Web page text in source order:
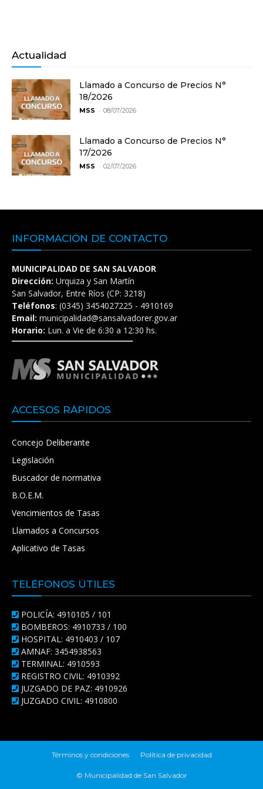
Actualidad
Llamado a Concurso de Precios N°
18/2026
MSS - 08/07/2026
Llamado a Concurso de Precios N°
17/2026
MSS - 02/07/2026
INFORMACIÓN DE CONTACTO
MUNICIPALIDAD DE SAN SALVADOR
Dirección: Urquiza y San Martín
San Salvador, Entre Ríos (CP: 3218)
Teléfonos: (0345) 3454027225 - 4910169
Email: municipalidad@sansalvadorer.gov.ar
Horario: Lun. a Vie de 6:30 a 12:30 hs.
ACCESOS RÁPIDOS
Concejo Deliberante
Legislación
Buscador de normativa
B.O.E.M.
Vencimientos de Tasas
Llamados a Concursos
Aplicativo de Tasas
TELÉFONOS ÚTILES
POLICÍA: 4910105 / 101
BOMBEROS: 4910733 / 100
HOSPITAL: 4910403 / 107
AMNAF: 3454938563
TERMINAL: 4910593
REGISTRO CIVIL: 4910392
JUZGADO DE PAZ: 4910926
JUZGADO CIVIL: 4910800
Términos y condiciones Política de privacidad
© Municipalidad de San Salvador